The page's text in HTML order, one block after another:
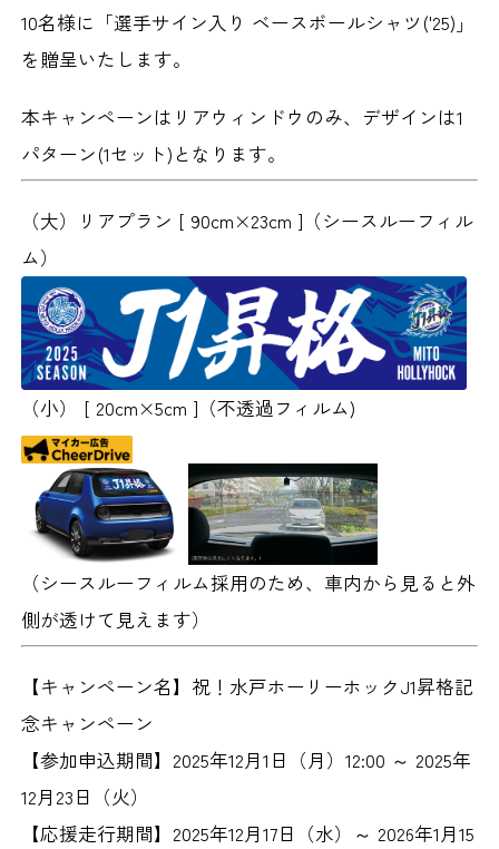
10名様に「選手サイン入り ベースボールシャツ('25)」
を贈呈いたします。
本キャンペーンはリアウィンドウのみ、デザインは1
パターン(1セット)となります。
（大）リアプラン [ 90cm×23cm ] （シースルーフィル
ム）
（小） [ 20cm×5cm ] （不透過フィルム)
（シースルーフィルム採用のため、車内から見ると外
側が透けて見えます）
【キャンペーン名】 祝！水戸ホーリーホックJ1昇格記
念キャンペーン
【参加申込期間】 2025年12月1日（月）12:00 ～ 2025年
12月23日（火）
【応援走行期間】 2025年12月17日（水）～ 2026年1月15